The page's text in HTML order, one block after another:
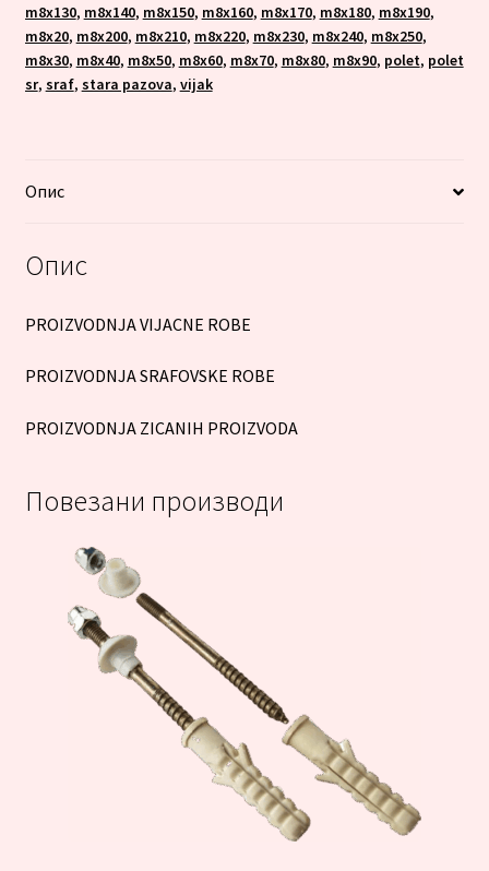
m8x130, m8x140, m8x150, m8x160, m8x170, m8x180, m8x190,
m8x20, m8x200, m8x210, m8x220, m8x230, m8x240, m8x250,
m8x30, m8x40, m8x50, m8x60, m8x70, m8x80, m8x90, polet, polet
sr, sraf, stara pazova, vijak
Опис
Опис
PROIZVODNJA VIJACNE ROBE
PROIZVODNJA SRAFOVSKE ROBE
PROIZVODNJA ZICANIH PROIZVODA
Повезани производи